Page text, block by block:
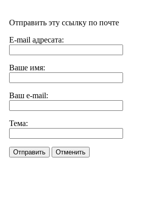
Отправить эту ссылку по почте
E-mail адресата:
Ваше имя:
Ваш e-mail:
Тема:
Отправить Отменить